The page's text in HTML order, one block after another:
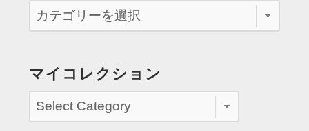
マイコレクション